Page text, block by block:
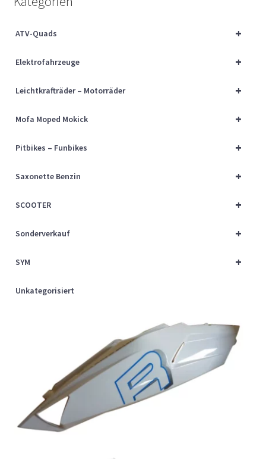
Über uns
+
ATV-Quads
+
Elektrofahrzeuge
+
Leichtkrafträder – Motorräder
+
Mofa Moped Mokick
+
Pitbikes – Funbikes
+
Saxonette Benzin
+
SCOOTER
+
Sonderverkauf
+
SYM
Unkategorisiert